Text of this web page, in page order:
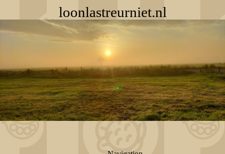
loonlastreurniet.nl